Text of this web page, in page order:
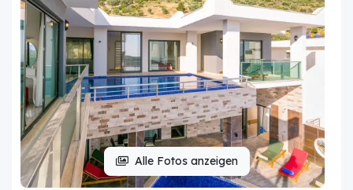
Alle Fotos anzeigen